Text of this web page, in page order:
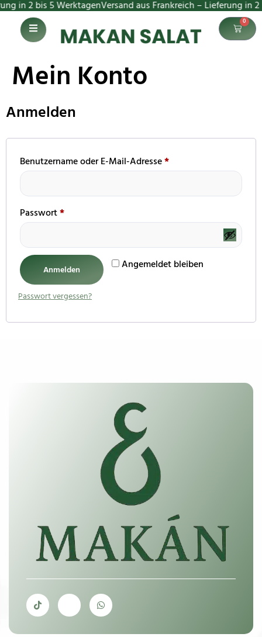
2 bis 5 WerktagenVersand aus Frankreich – Lieferung in 2
0
Mein Konto
Anmelden
Benutzername oder E-Mail-Adresse*
Passwort*
Angemeldet bleiben
Anmelden
Passwort vergessen?